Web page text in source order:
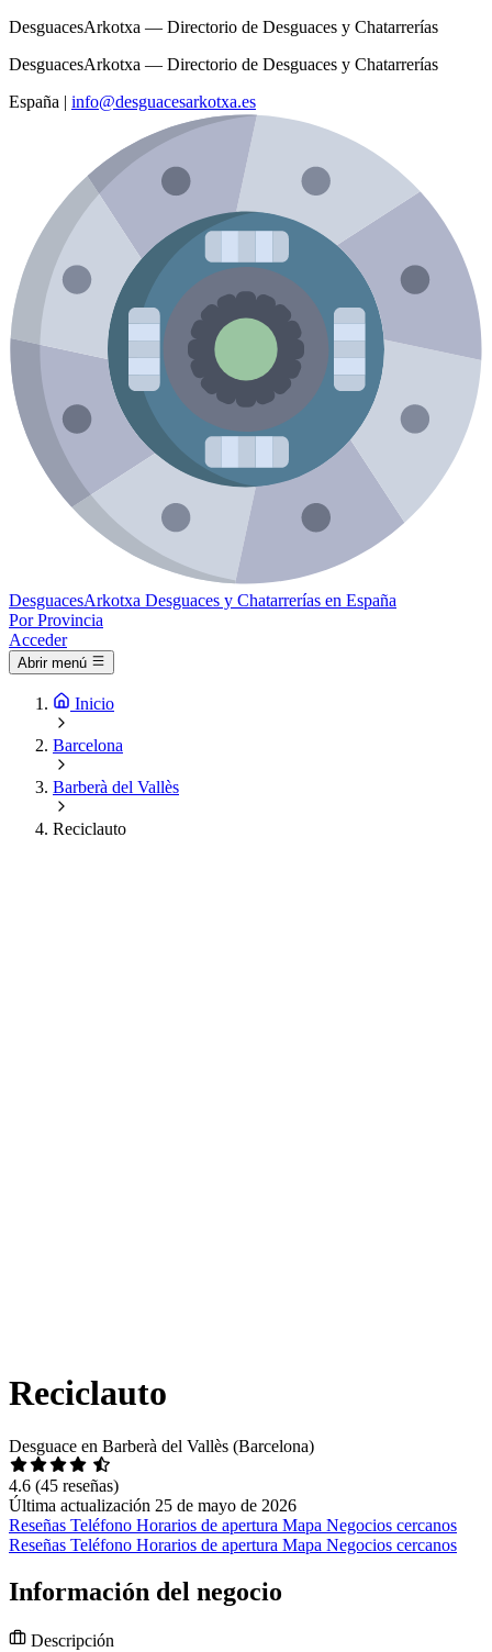
DesguacesArkotxa — Directorio de Desguaces y Chatarrerías
DesguacesArkotxa — Directorio de Desguaces y Chatarrerías
España | info@desguacesarkotxa.es
DesguacesArkotxa Desguaces y Chatarrerías en España
Por Provincia
Acceder
Abrir menú
Inicio
Barcelona
Barberà del Vallès
Reciclauto
Reciclauto
Desguace en Barberà del Vallès (Barcelona)
4.6 (45 reseñas)
Última actualización 25 de mayo de 2026
Reseñas Teléfono Horarios de apertura Mapa Negocios cercanos
Reseñas Teléfono Horarios de apertura Mapa Negocios cercanos
Información del negocio
Descripción